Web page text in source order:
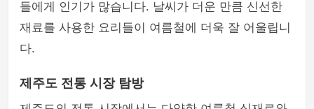
들에게 인기가 많습니다. 날씨가 더운 만큼 신선한
재료를 사용한 요리들이 여름철에 더욱 잘 어울립니
다.
제주도 전통 시장 탐방